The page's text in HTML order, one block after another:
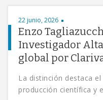
22 junio, 2026
Enzo
Investigador
global por
La distinción destaca
producción científica y